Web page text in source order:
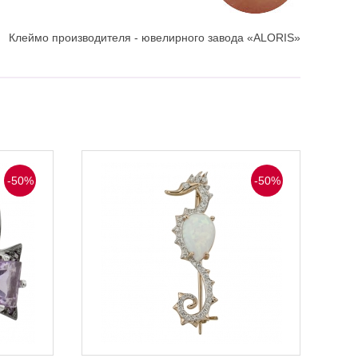
Клеймо производителя - ювелирного завода «ALORIS»
-50% -50%